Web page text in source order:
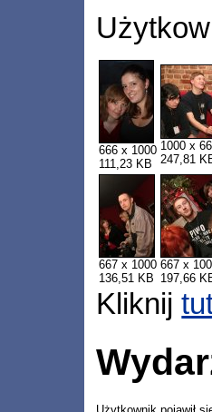
666 x 1000
111,23 KB
1000 x
247,81
667 x 1000
136,51 KB
667 x
197,66
Kliknij